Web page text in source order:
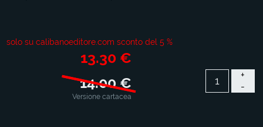
solo su calibanoeditore.com sconto del 5 %
13.30 €
14.00 €
Versione cartacea
+
-